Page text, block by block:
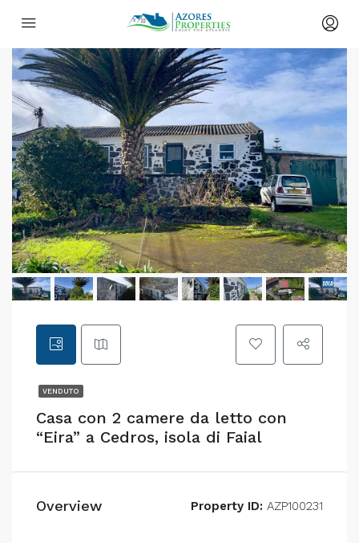
VENDUTO
Casa con 2 camere da letto con
“Eira” a Cedros, isola di Faial
Overview Property ID: AZP100231